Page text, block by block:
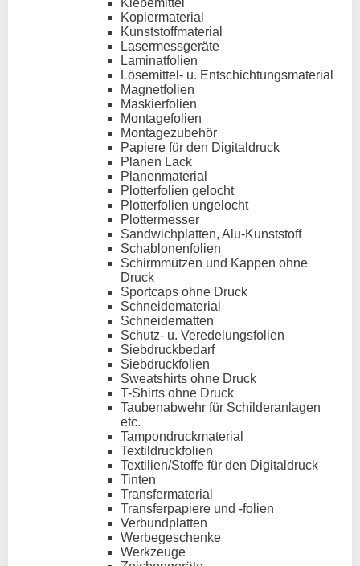
Klebemittel
Kopiermaterial
Kunststoffmaterial
Lasermessgeräte
Laminatfolien
Lösemittel- u. Entschichtungsmaterial
Magnetfolien
Maskierfolien
Montagefolien
Montagezubehör
Papiere für den Digitaldruck
Planen Lack
Planenmaterial
Plotterfolien gelocht
Plotterfolien ungelocht
Plottermesser
Sandwichplatten, Alu-Kunststoff
Schablonenfolien
Schirmmützen und Kappen ohne
Druck
Sportcaps ohne Druck
Schneidematerial
Schneidematten
Schutz- u. Veredelungsfolien
Siebdruckbedarf
Siebdruckfolien
Sweatshirts ohne Druck
T-Shirts ohne Druck
Taubenabwehr für Schilderanlagen
etc.
Tampondruckmaterial
Textildruckfolien
Textilien/Stoffe für den Digitaldruck
Tinten
Transfermaterial
Transferpapiere und -folien
Verbundplatten
Werbegeschenke
Werkzeuge